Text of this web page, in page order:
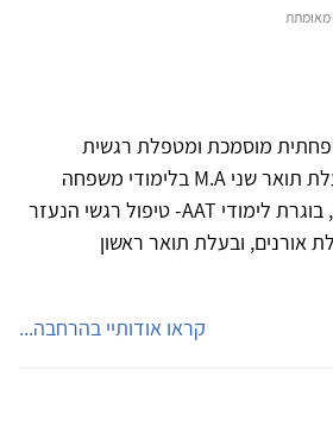
מאומתת
מוסמכת ומטפלת רגשית
הנעזרת בבעלי חיים. ​בעלת תואר שני M.A בלימודי משפחה
מטעם המכללה למנהל, בוגרת לימודי AAT- טיפול רגשי הנעזר
אורנים, ובעלת תואר ראשון
קראו אודותיי בהרחבה...